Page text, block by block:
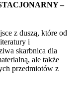
–
z duszą, które od
i
skarbnica dla
ale także
przedmiotów z